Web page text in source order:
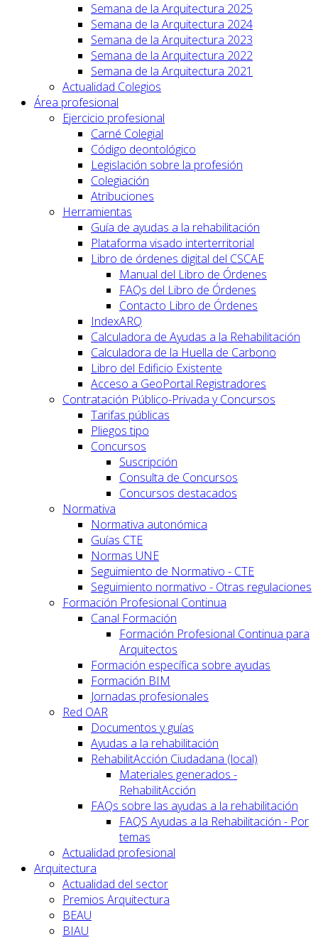
Semana de la Arquitectura 2025
Semana de la Arquitectura 2024
Semana de la Arquitectura 2023
Semana de la Arquitectura 2022
Semana de la Arquitectura 2021
Actualidad Colegios
Área profesional
Ejercicio profesional
Carné Colegial
Código deontológico
Legislación sobre la profesión
Colegiación
Atribuciones
Herramientas
Guía de ayudas a la rehabilitación
Plataforma visado interterritorial
Libro de órdenes digital del CSCAE
Manual del Libro de Órdenes
FAQs del Libro de Órdenes
Contacto Libro de Órdenes
IndexARQ
Calculadora de Ayudas a la Rehabilitación
Calculadora de la Huella de Carbono
Libro del Edificio Existente
Acceso a GeoPortal.Registradores
Contratación Público-Privada y Concursos
Tarifas públicas
Pliegos tipo
Concursos
Suscripción
Consulta de Concursos
Concursos destacados
Normativa
Normativa autonómica
Guías CTE
Normas UNE
Seguimiento de Normativo - CTE
Seguimiento normativo - Otras regulaciones
Formación Profesional Continua
Canal Formación
Formación Profesional Continua para
Arquitectos
Formación específica sobre ayudas
Formación BIM
Jornadas profesionales
Red OAR
Documentos y guías
Ayudas a la rehabilitación
RehabilitAcción Ciudadana (local)
Materiales generados -
RehabilitAcción
FAQs sobre las ayudas a la rehabilitación
FAQS Ayudas a la Rehabilitación - Por
temas
Actualidad profesional
Arquitectura
Actualidad del sector
Premios Arquitectura
BEAU
BIAU